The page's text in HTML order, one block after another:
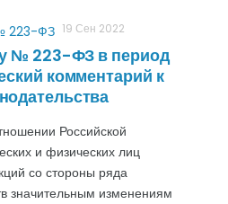
223-ФЗ 19 Сен 2022
№ 223-ФЗ в период
комментарий к
Российской
и физических лиц
со стороны ряда
значительным изменениям